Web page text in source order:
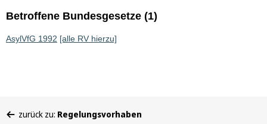
Betroffene Bundesgesetze (1)
AsylVfG 1992 [alle RV hierzu]
befinden
zurück zu: Regelungsvorhaben